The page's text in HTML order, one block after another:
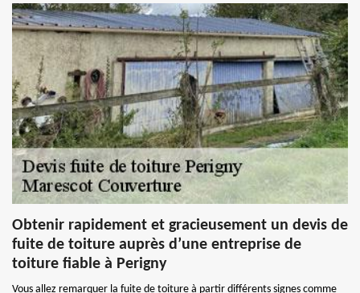
Obtenir rapidement et gracieusement un devis de
fuite de toiture auprès d’une entreprise de
toiture fiable à Perigny
Vous allez remarquer la fuite de toiture à partir différents signes comme